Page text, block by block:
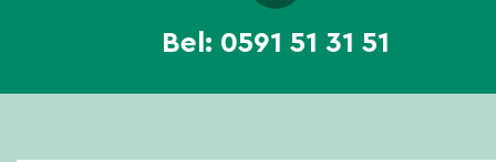
Bel: 0591 51 31 51